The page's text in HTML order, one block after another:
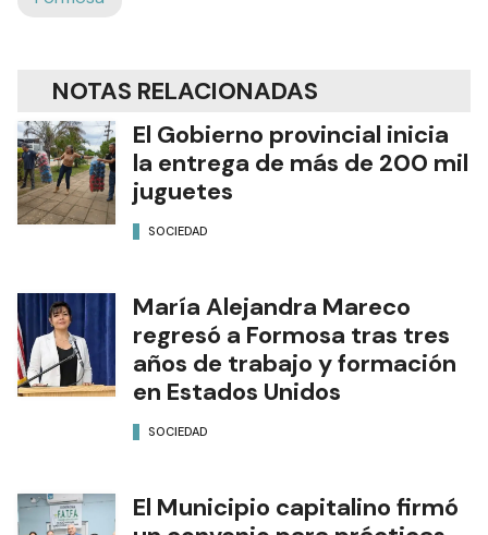
NOTAS RELACIONADAS
El Gobierno provincial inicia
la entrega de más de 200 mil
juguetes
SOCIEDAD
María Alejandra Mareco
regresó a Formosa tras tres
años de trabajo y formación
en Estados Unidos
SOCIEDAD
El Municipio capitalino firmó